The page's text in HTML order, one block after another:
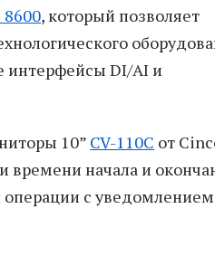
8600, который позволяет
интерфейсы DI/AI и
10” CV-110C от
начала и
с уведомлением